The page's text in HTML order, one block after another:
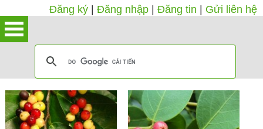
Đăng ký Đăng nhập Đăng tin Gửi liên hệ